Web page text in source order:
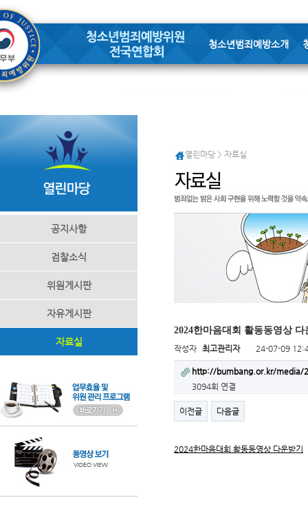
청소년범죄예방소개
공지사항
검찰소식
위원게시판
자유게시판
자료실
열린마당 > 자료실
2024한마음대회 활동동영상 다
작성자 최고관리자 24-07-09
http://bumbang.or.kr/media/
3094회 연결
이전글 다음글
2024한마음대회 활동동영상 다운받기